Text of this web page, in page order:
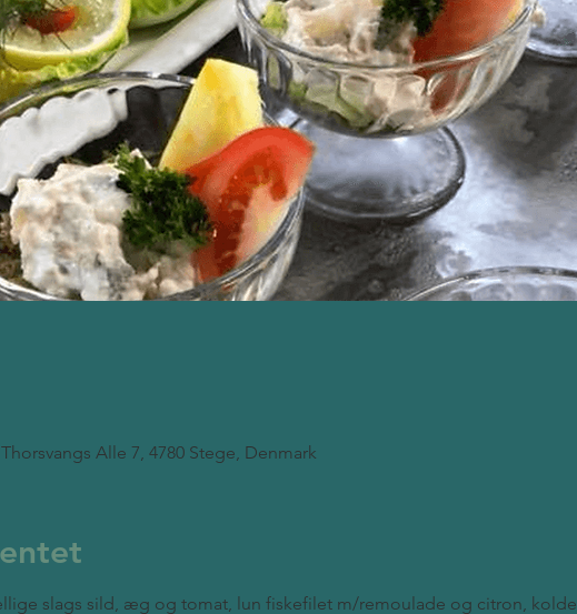
Alle 7, 4780 Stege, Denmark
slags sild, æg og tomat, lun fiskefilet m/remoulade og citron, kolde